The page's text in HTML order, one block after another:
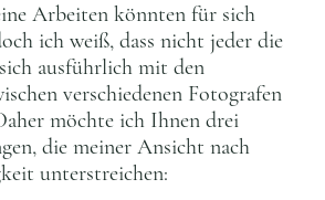
Arbeiten könnten für sich
ich weiß, dass nicht jeder die
ausführlich mit den
verschiedenen Fotografen
möchte ich Ihnen drei
die meiner Ansicht nach
unterstreichen: